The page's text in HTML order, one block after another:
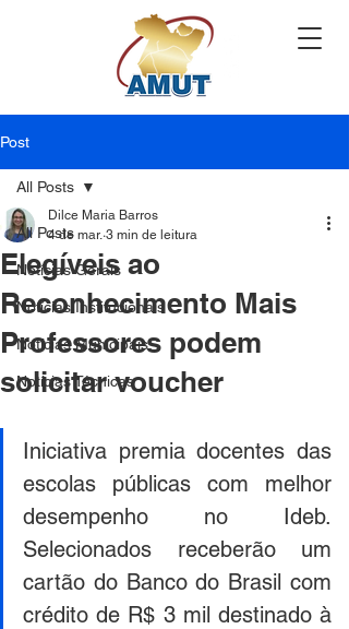
Post
All Posts
Notícias Gerais
Notícias Institucionais
Notícias Municipais
Notícias Técnicas
All Posts
Elegíveis ao
Reconhecimento Mais
Professores podem
solicitar voucher
Dilce Maria Barros
4 de mar. 3 min de leitura
Iniciativa premia docentes das
escolas públicas com melhor
desempenho no Ideb.
Selecionados receberão um
cartão do Banco do Brasil com
crédito de R$ 3 mil destinado à